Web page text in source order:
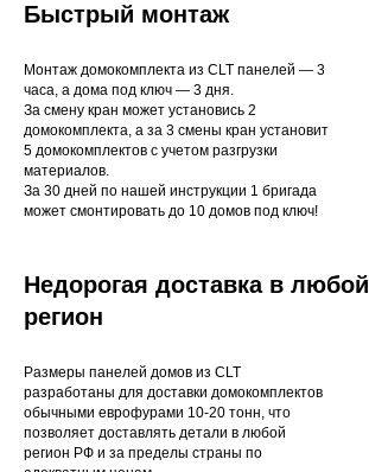
Быстрый монтаж
Монтаж домокомплекта из CLT панелей — 3
часа, а дома под ключ — 3 дня.
За смену кран может установись 2
домокомплекта, а за 3 смены кран установит
5 домокомплектов с учетом разгрузки
материалов.
За 30 дней по нашей инструкции 1 бригада
может смонтировать до 10 домов под ключ!
Недорогая доставка в любой
регион
Размеры панелей домов из CLT
разработаны для доставки домокомплектов
обычными еврофурами 10-20 тонн, что
позволяет доставлять детали в любой
регион РФ и за пределы страны по